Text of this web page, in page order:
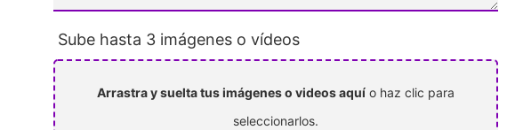
Sube hasta 3 imágenes o vídeos
Arrastra y suelta tus imágenes o videos aquí o haz clic para
seleccionarlos.